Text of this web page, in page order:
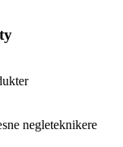
negleteknikere